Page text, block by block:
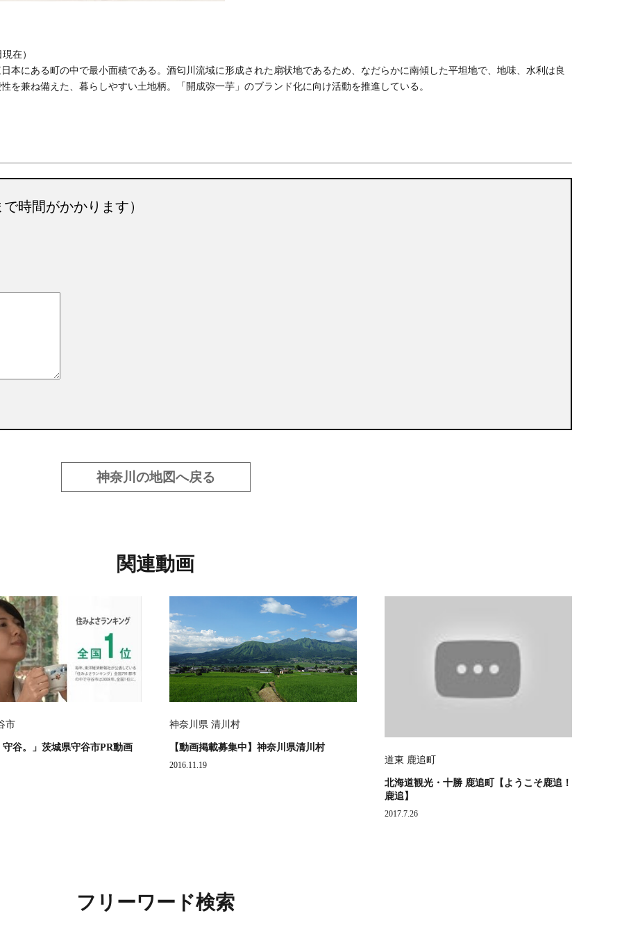
在）
本にある町の中で最小面積である。酒匂川流域に形成された扇状地であるため、なだらかに南傾した平坦地で、地味、水利は良
を兼ね備えた、暮らしやすい土地柄。「開成弥一芋」のブランド化に向け活動を推進している。
時間がかかります）
神奈川の地図へ戻る
関連動画
市
守谷。」茨城県守谷市PR動画
神奈川県 清川村
【動画掲載募集中】神奈川県清川村
2016.11.19
道東 鹿追町
北海道観光・十勝 鹿追町【ようこそ鹿追！
鹿追】
2017.7.26
フリーワード検索